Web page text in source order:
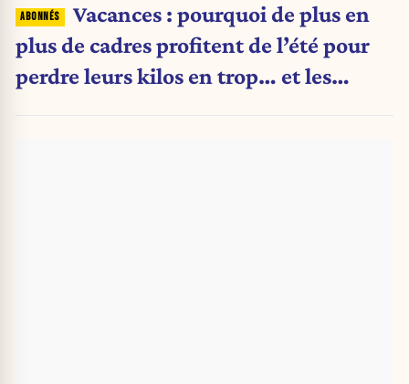
Vacances : pourquoi de plus en
plus de cadres profitent de l’été pour
perdre leurs kilos en trop… et les